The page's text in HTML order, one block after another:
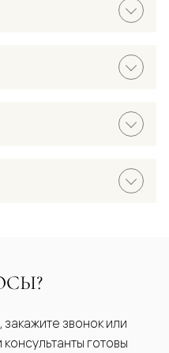
звонок или
готовы